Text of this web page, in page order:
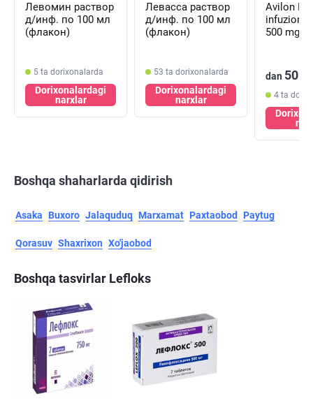
Левомин раствор
д/инф. по 100 мл
(флакон)
5 ta dorixonalarda
Dorixonalardagi
narxlar
Левасса раствор
д/инф. по 100 мл
(флакон)
53 ta dorixonalarda
Dorixonalardagi
narxlar
Avilon
infuzion
500 mg,
dan 50
4 ta
Boshqa shaharlarda qidirish
Asaka Buxoro Jalaquduq Marxamat Paxtaobod Paytug
Qorasuv Shaxrixon Xo'jaobod
Boshqa tasvirlar Lefloks